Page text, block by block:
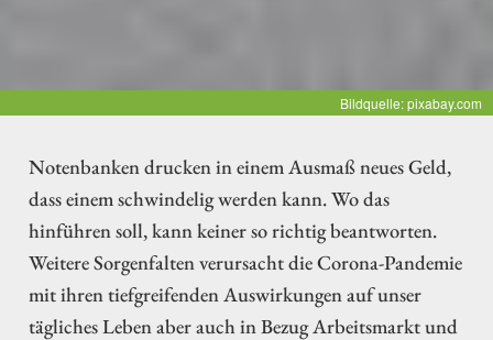
Bildquelle: pixabay.com
Notenbanken drucken in einem Ausmaß neues Geld,
dass einem schwindelig werden kann. Wo das
hinführen soll, kann keiner so richtig beantworten.
Weitere Sorgenfalten verursacht die Corona-Pandemie
mit ihren tiefgreifenden Auswirkungen auf unser
tägliches Leben aber auch in Bezug Arbeitsmarkt und